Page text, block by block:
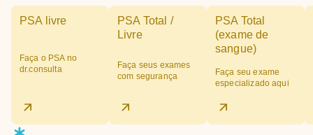
PSA livre
Faça o PSA no
dr.consulta
PSA Total /
Livre
Faça seus exames
com segurança
PSA Total
(exame de
sangue)
Faça seu exame
especializado aqui